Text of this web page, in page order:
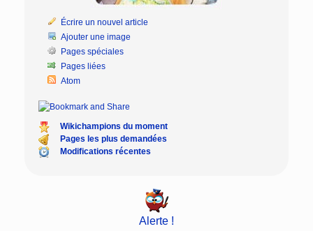
Écrire un nouvel article
Ajouter une image
Pages spéciales
Pages liées
Atom
Wikichampions du moment
Pages les plus demandées
Modifications récentes
Alerte !